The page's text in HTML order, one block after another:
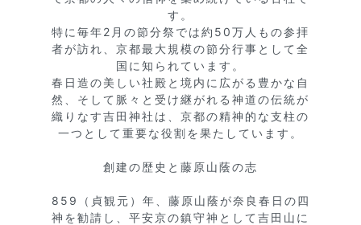
リクエスト登録
す。
特に毎年2月の節分祭では約50万人もの参拝
者が訪れ、京都最大規模の節分行事として全
国に知られています。
春日造の美しい社殿と境内に広がる豊かな自
然、そして脈々と受け継がれる神道の伝統が
織りなす吉田神社は、京都の精神的な支柱の
一つとして重要な役割を果たしています。
創建の歴史と藤原山蔭の志
859（貞観元）年、藤原山蔭が奈良春日の四
神を勧請し、平安京の鎮守神として吉田山に